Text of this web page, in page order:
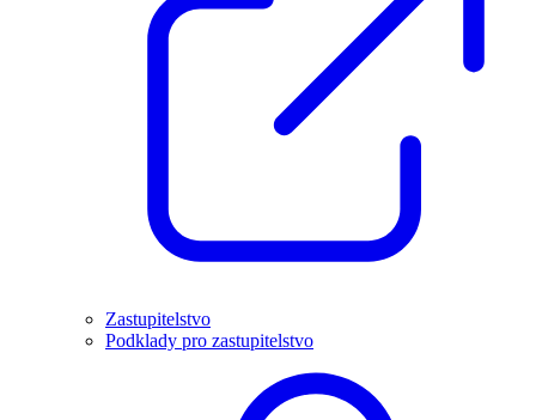
Zastupitelstvo
Podklady pro zastupitelstvo